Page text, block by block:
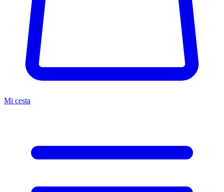
Mi cesta